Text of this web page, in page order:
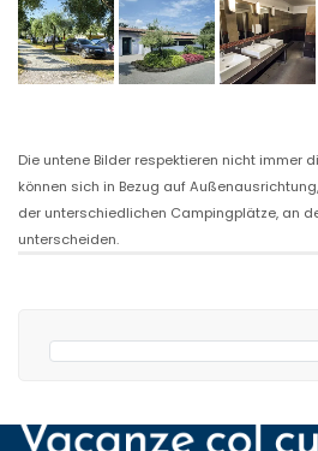
Die untene Bilder respektieren nicht immer
können sich in Bezug auf
der unterschiedlichen Campingplätze, an
unterscheiden.